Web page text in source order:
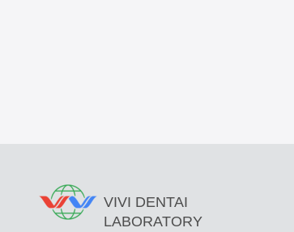
VIVI DENTAI
LABORATORY